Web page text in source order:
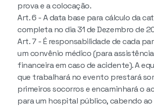
prova e a colocação.
Art. 6 - A data base para cálculo da
completa no dia 31 de Dezembro de
Art. 7 - É responsabilidade de cada
um convênio médico (para
financeira em caso de acidente). A
que trabalhará no evento prestará
primeiros socorros e encaminhará o
para um hospital público, cabendo